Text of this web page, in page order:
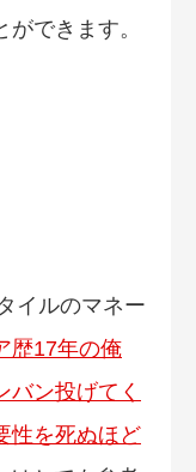
できます。
イルのマネー
歴17年の俺
バン投げてく
性を死ぬほど